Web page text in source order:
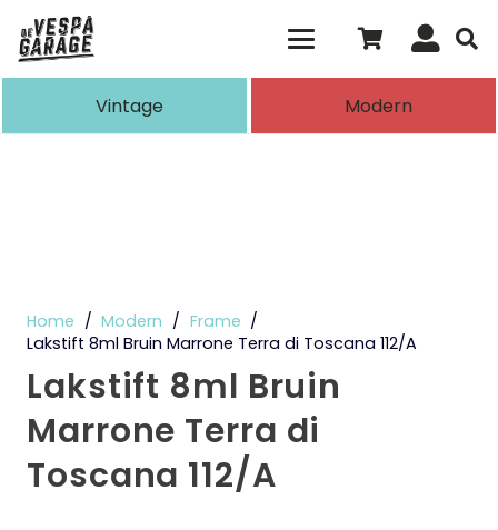
de resultaten voor automatisch
Vintage Modern
Home / Modern / Frame /
Lakstift 8ml Bruin Marrone Terra di Toscana 112/A
Lakstift 8ml Bruin
Marrone Terra di
Toscana 112/A